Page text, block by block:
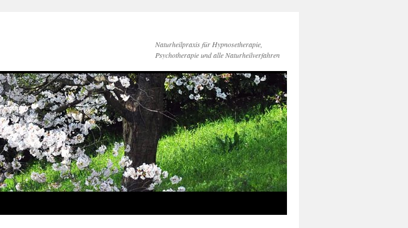
Naturheilpraxis für Hypnosetherapie,
Psychotherapie und alle Naturheilverfahren